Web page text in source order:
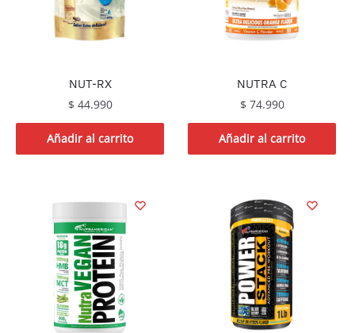
NUT-RX
$ 44.990
Añadir al carrito
NUTRA C
$ 74.990
Añadir al carrito